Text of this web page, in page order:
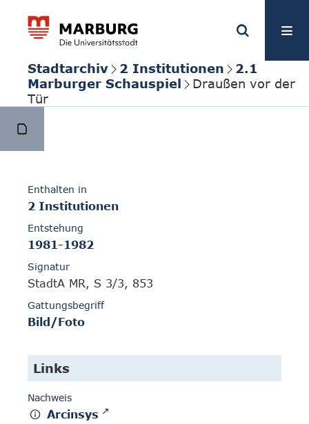
Stadtarchiv 2 Institutionen
2.1
Marburger Schauspiel
Draußen vor der
Tür
Enthalten in
2 Institutionen
Entstehung
1981-1982
Signatur
StadtA MR, S 3/3, 853
Gattungsbegriff
Bild/Foto
Links
Nachweis
Arcinsys